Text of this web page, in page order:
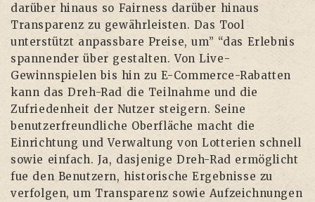
darüber hinaus so Fairness darüber hinaus
Transparenz zu gewährleisten. Das Tool
unterstützt anpassbare Preise, um” “das Erlebnis
spannender über gestalten. Von Live-
Gewinnspielen bis hin zu E-Commerce-Rabatten
kann das Dreh-Rad die Teilnahme und die
Zufriedenheit der Nutzer steigern. Seine
benutzerfreundliche Oberfläche macht die
Einrichtung und Verwaltung von Lotterien schnell
sowie einfach. Ja, dasjenige Dreh-Rad ermöglicht
fue den Benutzern, historische Ergebnisse zu
verfolgen, um Transparenz sowie Aufzeichnungen